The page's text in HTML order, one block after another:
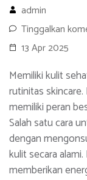
admin
Tinggalkan
13 Apr 2025
Memiliki kulit
rutinitas
memiliki peran
Salah satu cara
dengan
kulit secara
memberikan